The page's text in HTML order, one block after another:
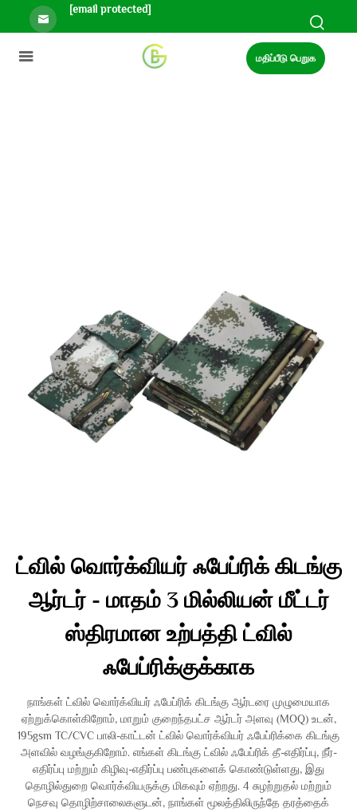
[email protected]
மதிப்பீடு பெறுக
ட்வில் வொர்க்வியர் ஃபேப்ரிக் கிடங்கு
ஆர்டர் - மாதம் 3 மில்லியன் மீட்டர்
ஸ்திரமான உற்பத்தி ட்வில்
ஃபேப்ரிக்குக்காக
நாங்கள் ட்வில் வொர்க்வியர் ஃபேப்ரிக் கிடங்கு ஆர்டரை முழுமையாக
ஏற்றுக்கொள்கிறோம், மாறும் குறைந்தபட்ச ஆர்டர் அளவு (MOQ) உடன்,
195gsm TC/CVC பாலி-காட்டன் ட்வில் வொர்க்வியர் ஃபேப்ரிக்கை கிடங்கு
அளவில் வழங்குகிறோம். எங்கள் கிடங்கு ட்வில் ஃபேப்ரிக் தீ-எதிர்ப்பு, நீர்-
எதிர்ப்பு மற்றும் கிழிவு-எதிர்ப்பு பண்புகளைக் கொண்டுள்ளது, இது
தொழில்துறை வொர்க்வியருக்கு மிகவும் ஏற்றது. 4 சுழற்றுதல் மற்றும்
நெசவு தொழிற்சாலைகளுடன், நாங்கள் மூலத்திலிருந்தே தரத்தைக்